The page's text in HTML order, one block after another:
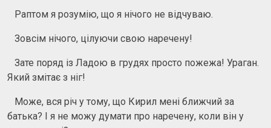
Раптом я розумію, що я нічого не відчуваю.
Зовсім нічого, цілуючи свою наречену!
Зате поряд із Ладою в грудях просто пожежа! Ураган.
Який змітає з ніг!
Може, вся річ у тому, що Кирил мені ближчий за
батька? І я не можу думати про наречену, коли він у